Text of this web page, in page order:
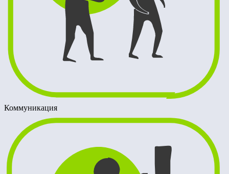
Коммуникация